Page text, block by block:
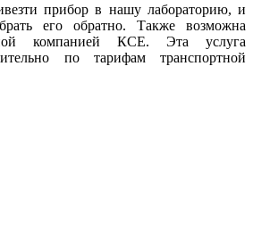
прибор в нашу лабораторию, и
его обратно. Также возможна
компанией КСЕ. Эта услуга
по тарифам транспортной